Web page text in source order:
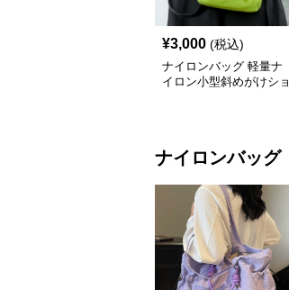
¥3,000 (税込)
ナイロンバッグ 軽量ナ
イロン小型斜めがけショ
ナイロンバッグ